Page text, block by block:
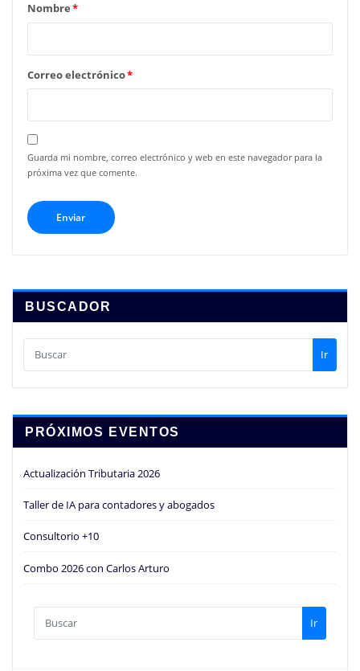
Nombre*
Correo electrónico*
Guarda mi nombre, correo electrónico y web en este navegador para la
próxima vez que comente.
BUSCADOR
Ir
PRÓXIMOS EVENTOS
Actualización Tributaria 2026
Taller de IA para contadores y abogados
Consultorio +10
Combo 2026 con Carlos Arturo
Ir